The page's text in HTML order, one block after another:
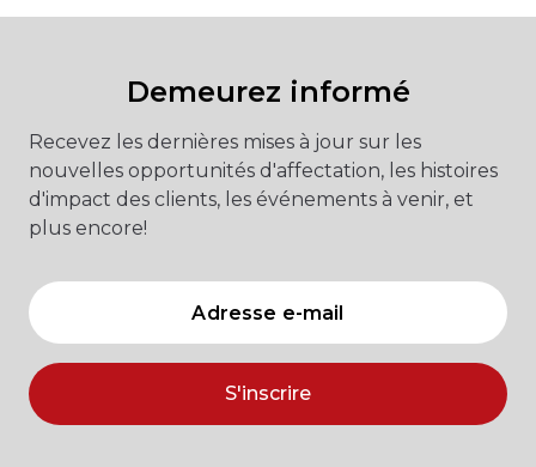
Demeurez informé
Recevez les dernières mises à jour sur les
nouvelles opportunités d'affectation, les histoires
d'impact des clients, les événements à venir, et
plus encore!
S'inscrire